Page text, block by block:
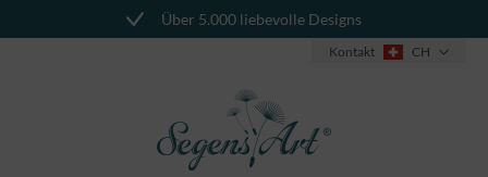
Über 5.000 liebevolle Designs
Kontakt CH